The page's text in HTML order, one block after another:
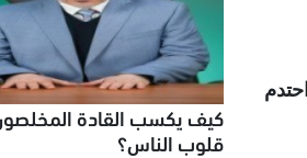
كيف يكسب القادة
قلوب الناس؟